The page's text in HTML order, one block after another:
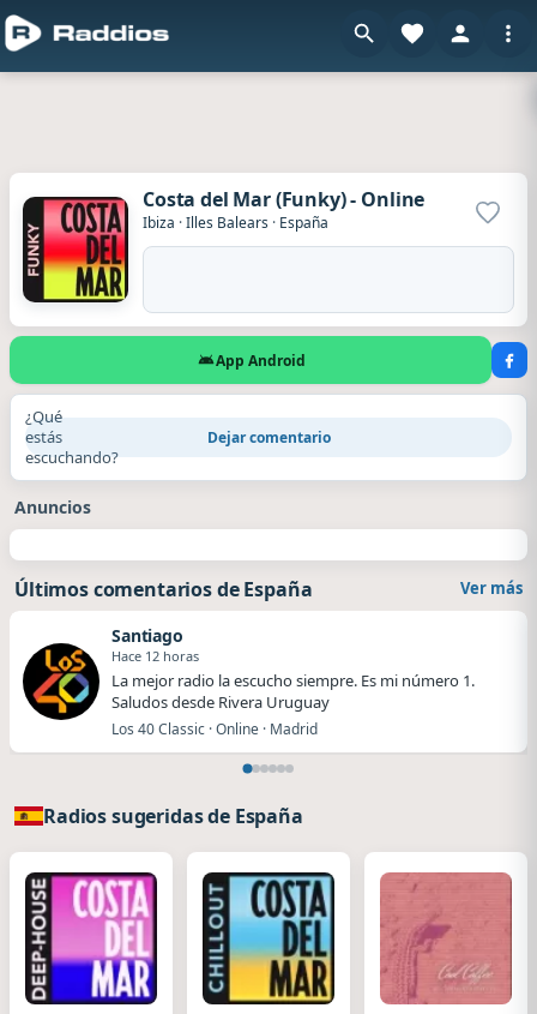
Costa del Mar (Funky) - Online
Ibiza ·Illes Balears · España
App Android
¿Qué
estás
escuchando?
Dejar comentario
Anuncios
Últimos comentarios de España Ver más
Santiago
Hace 12 horas
La mejor radio la escucho siempre. Es mi número 1.
Saludos desde Rivera Uruguay
Los 40 Classic · Online · Madrid
Radios sugeridas de España